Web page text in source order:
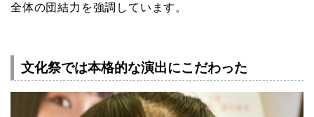
全体の団結力を強調しています。
文化祭では本格的な演出にこだわった